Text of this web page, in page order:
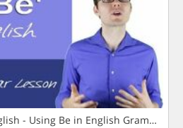
- Using Be in English Grammar